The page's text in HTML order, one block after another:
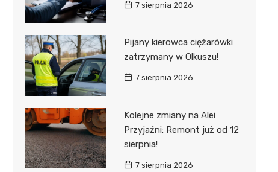
7 sierpnia 2026
Pijany kierowca ciężarówki
zatrzymany w Olkuszu!
7 sierpnia 2026
Kolejne zmiany na Alei
Przyjaźni: Remont już od 12
sierpnia!
7 sierpnia 2026